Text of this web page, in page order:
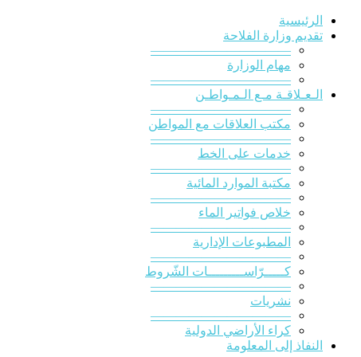
الرئيسية
تقديم وزارة الفلاحة
———————————
مهام الوزارة
———————————
الـعـلاقـة مـع الـمـواطـن
———————————
مكتب العلاقات مع المواطن
———————————
خدمات على الخط
———————————
مكتبة الموارد المائية
———————————
خلاص فواتير الماء
———————————
المطبوعات الإدارية
———————————
كـــــرّاســـــــــات الشّروط
———————————
نشريات
———————————
كراء الأراضي الدولية
النفاذ إلى المعلومة